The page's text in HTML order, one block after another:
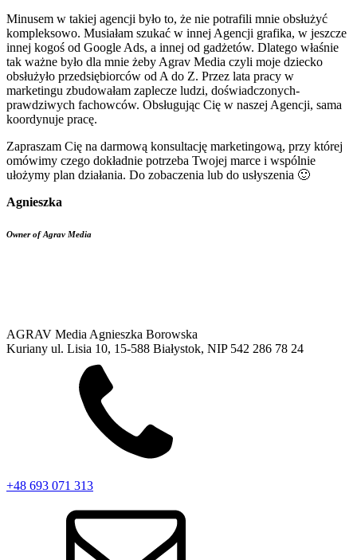
Minusem w takiej agencji było to, że nie potrafili mnie obsłużyć
kompleksowo. Musiałam szukać w innej Agencji grafika, w jeszcze
innej kogoś od Google Ads, a innej od gadżetów. Dlatego właśnie
tak ważne było dla mnie żeby Agrav Media czyli moje dziecko
obsłużyło przedsiębiorców od A do Z. Przez lata pracy w
marketingu zbudowałam zaplecze ludzi, doświadczonych-
prawdziwych fachowców. Obsługując Cię w naszej Agencji, sama
koordynuje pracę.
Zapraszam Cię na darmową konsultację marketingową, przy której
omówimy czego dokładnie potrzeba Twojej marce i wspólnie
ułożymy plan działania. Do zobaczenia lub do usłyszenia 🙂
Agnieszka
Owner of Agrav Media
AGRAV Media Agnieszka Borowska
Kuriany ul. Lisia 10, 15-588 Białystok, NIP 542 286 78 24
+48 693 071 313